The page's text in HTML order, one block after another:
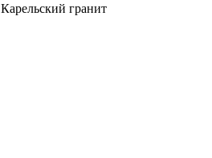
Карельский гранит